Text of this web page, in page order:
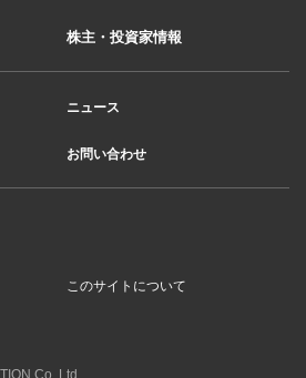
株主・投資家情報
ニュース
お問い合わせ
このサイトについて
Co.,Ltd.